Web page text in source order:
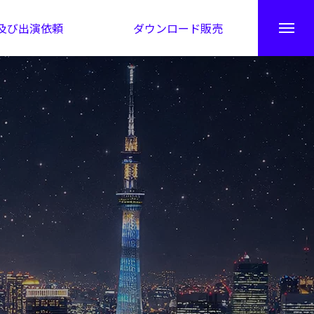
び出演依頼 ダウンロード販売
秘伝公開！吉凶カレンダー